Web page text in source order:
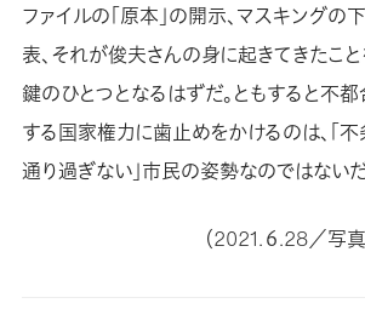
ファイルの「原本」の開示、マスキング
表、それが俊夫さんの身に起きてきたこ
鍵のひとつとなるはずだ。ともすると不
する国家権力に歯止めをかけるのは、「
通り過ぎない」市民の姿勢なのではないだ
（2021.６.28／写